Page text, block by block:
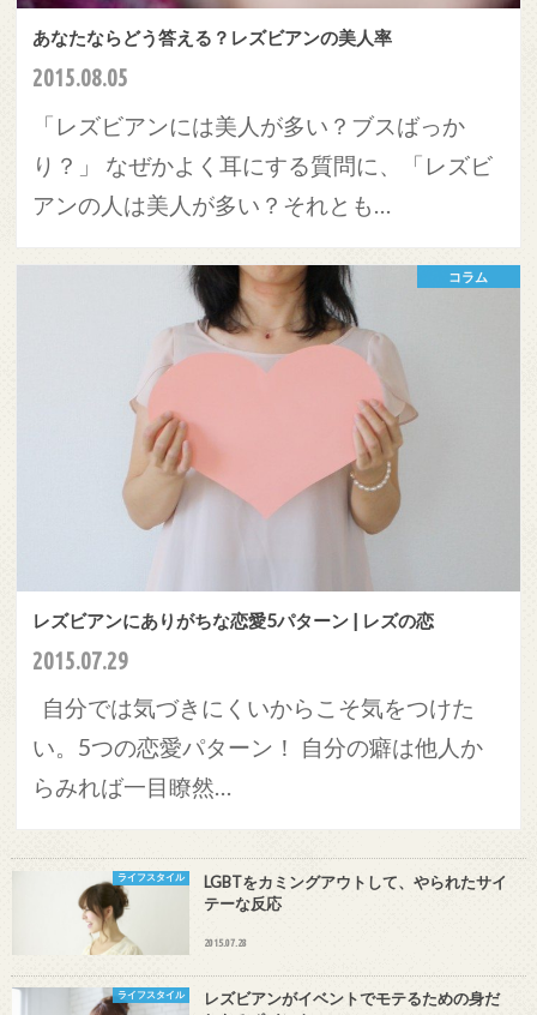
あなたならどう答える？レズビアンの美人率
2015.08.05
「レズビアンには美人が多い？ブスばっか
り？」 なぜかよく耳にする質問に、「レズビ
アンの人は美人が多い？それとも…
コラム
レズビアンにありがちな恋愛5パターン | レズの恋
2015.07.29
自分では気づきにくいからこそ気をつけた
い。5つの恋愛パターン！ 自分の癖は他人か
らみれば一目瞭然…
ライフスタイル
LGBTをカミングアウトして、やられたサイ
テーな反応
2015.07.28
ライフスタイル
レズビアンがイベントでモテるための身だ